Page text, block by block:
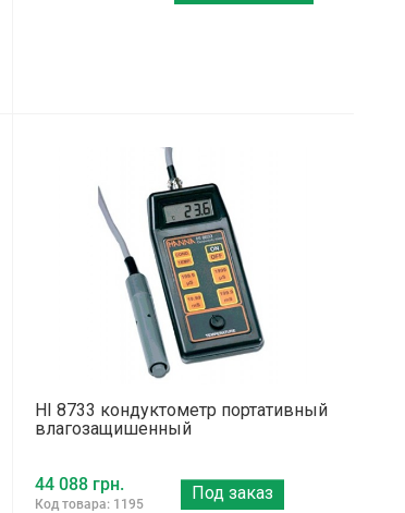
HI 8733 кондуктометр портативный
влагозащишенный
44 088 грн.
Код товара: 1195
Под заказ